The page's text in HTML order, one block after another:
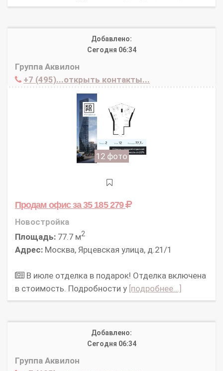
Добавлено:
Сегодня 06:34
Группа Аквилон
+7 (495)...открыть контакты...
12 фото
Продам офисза 35 185 279
Новостройка
Площадь: 77.7 м2
Адрес: Москва, Ярцевская улица, д.21/1
В июле отделка в подарок! Отделка включена
в стоимость. Подробности у [подробнее...]
Добавлено:
Сегодня 06:34
Группа Аквилон